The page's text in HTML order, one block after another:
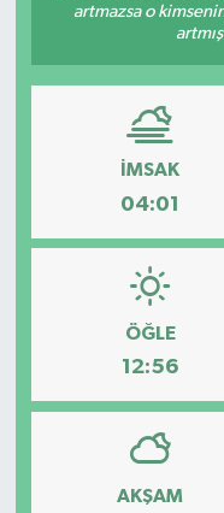
artmazsa o
İMSAK
04:01
ÖĞLE
12:56
AKŞAM